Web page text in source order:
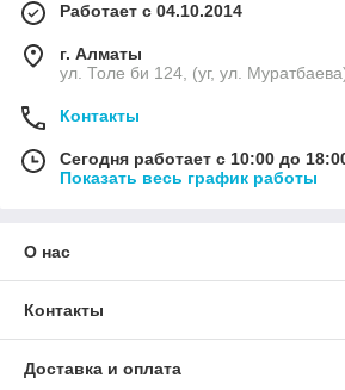
Работает с 04.10.2014
г. Алматы
ул. Толе би 124, (уг, ул.
Контакты
Сегодня работает с 10:00 до
Показать весь график работы
О нас
Контакты
Доставка и оплата